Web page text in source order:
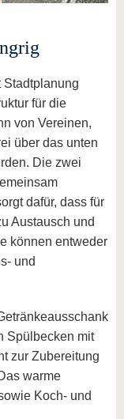
Stadtplanung
für die
von Vereinen,
über das unten
Die zwei
dafür, dass für
Austausch und
können entweder
und
Spülbecken mit
zur Zubereitung
warme
Koch- und